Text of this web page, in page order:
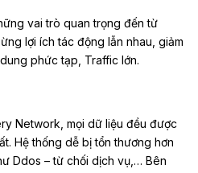
vai trò quan trọng đến từ
lợi ích tác động lẫn nhau, giảm
phức tạp, Traffic lớn.
Network, mọi dữ liệu đều được
Hệ thống dễ bị tổn thương hơn
Ddos – từ chối dịch vụ,… Bên